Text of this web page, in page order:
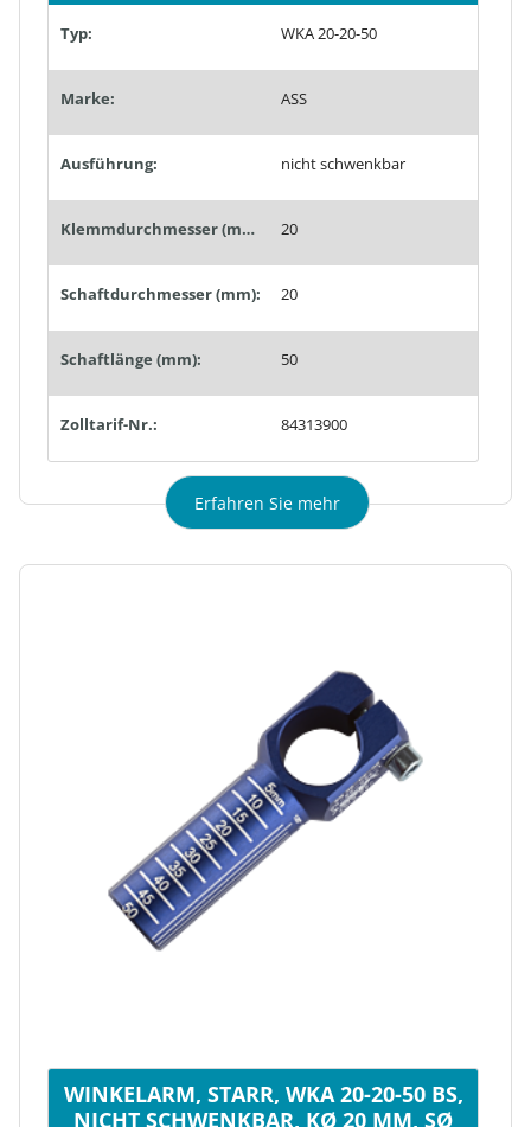
Typ: WKA 20-20-50
Marke: ASS
Ausführung: nicht schwenkbar
Klemmdurchmesser (mm): 20
Schaftdurchmesser (mm): 20
Schaftlänge (mm): 50
Zolltarif-Nr.: 84313900
Erfahren Sie mehr
WINKELARM, STARR, WKA 20-20-50 BS,
NICHT SCHWENKBAR, KØ 20 MM, SØ